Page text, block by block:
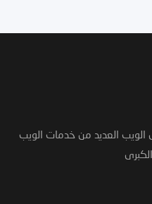
العديد من خدمات الويب